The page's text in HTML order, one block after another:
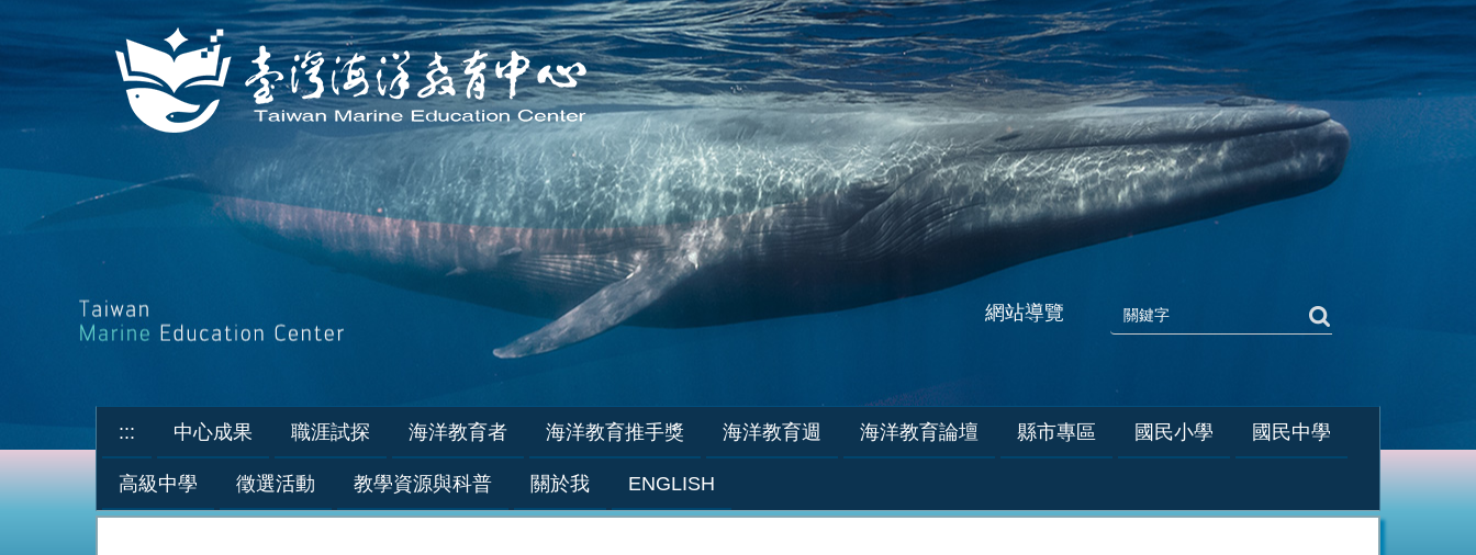
容
::: 中心成果 職涯試探 海洋教育者 海洋教育推手獎 海洋教育週 海洋教育論壇 縣市專區 國民小學 國民中學
高級中學 徵選活動 教學資源與科普 關於我 ENGLISH
網站導覽